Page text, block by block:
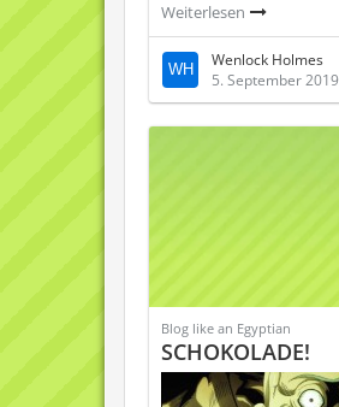
Weiterlesen
Wenloсk Holmes
5. September 2019
Blog like an Egyptian
SCHOKOLADE!